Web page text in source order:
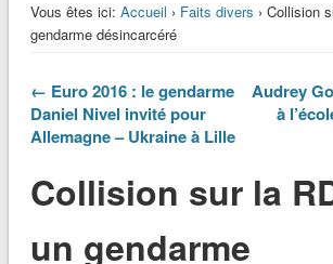
Vous êtes ici: Accueil › Faits divers › Collision
gendarme désincarcéré
← Euro 2016 : le gendarme
Daniel Nivel invité pour
Allemagne – Ukraine à Lille
Audrey
à
Collision sur la
un gendarme